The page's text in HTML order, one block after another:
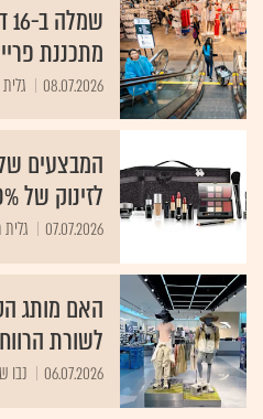
מתכננת
08.07.2026
המבצעים
לזינוק של 20% במכירות
07.07.2026
לשורת
06.07.2026 נבו